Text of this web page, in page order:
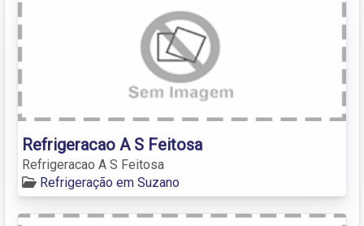
Refrigeracao A S Feitosa
Refrigeracao A S Feitosa
Refrigeração em Suzano